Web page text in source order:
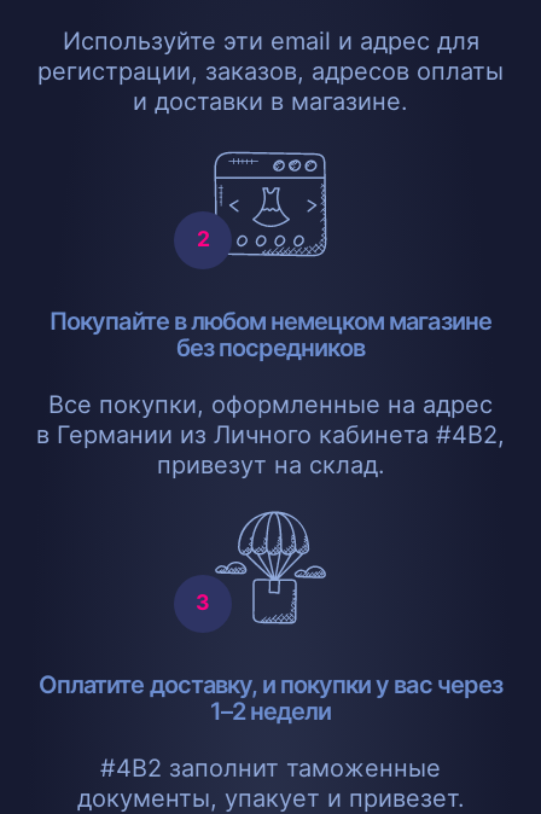
Используйте эти email и адрес для
регистрации, заказов, адресов оплаты
и доставки в магазине.
Покупайте в любом немецком магазине
без посредников
Все покупки, оформленные на адрес
в Германии из Личного кабинета #4B2,
привезут на склад.
Оплатите доставку, и покупки у вас через
1–2 недели
#4B2 заполнит таможенные
документы, упакует и привезет.